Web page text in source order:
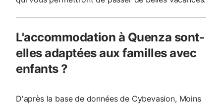
L'accommodation à Quenza sont-
elles adaptées aux familles avec
enfants ?
D'après la base de données de Cybevasion, Moins